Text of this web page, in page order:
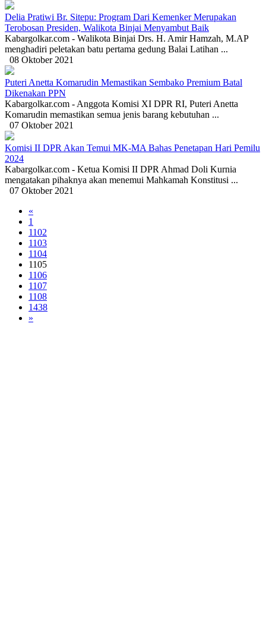
Delia Pratiwi Br. Sitepu: Program Dari Kemenker Merupakan
Terobosan Presiden, Walikota Binjai Menyambut Baik
Kabargolkar.com - Walikota Binjai Drs. H. Amir Hamzah, M.AP
menghadiri peletakan batu pertama gedung Balai Latihan ...
08 Oktober 2021
Puteri Anetta Komarudin Memastikan Sembako Premium Batal
Dikenakan PPN
Kabargolkar.com - Anggota Komisi XI DPR RI, Puteri Anetta
Komarudin memastikan semua jenis barang kebutuhan ...
07 Oktober 2021
Komisi II DPR Akan Temui MK-MA Bahas Penetapan Hari Pemilu
2024
Kabargolkar.com - Ketua Komisi II DPR Ahmad Doli Kurnia
mengatakan pihaknya akan menemui Mahkamah Konstitusi ...
07 Oktober 2021
«
1
1102
1103
1104
1105
1106
1107
1108
1438
»